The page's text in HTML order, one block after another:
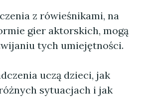
z rówieśnikami, na
gier aktorskich, mogą
tych umiejętności.
uczą dzieci, jak
sytuacjach i jak